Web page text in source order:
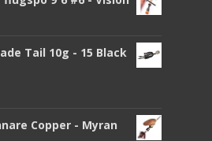
Tail 10g - 15 Black
Copper - Myran